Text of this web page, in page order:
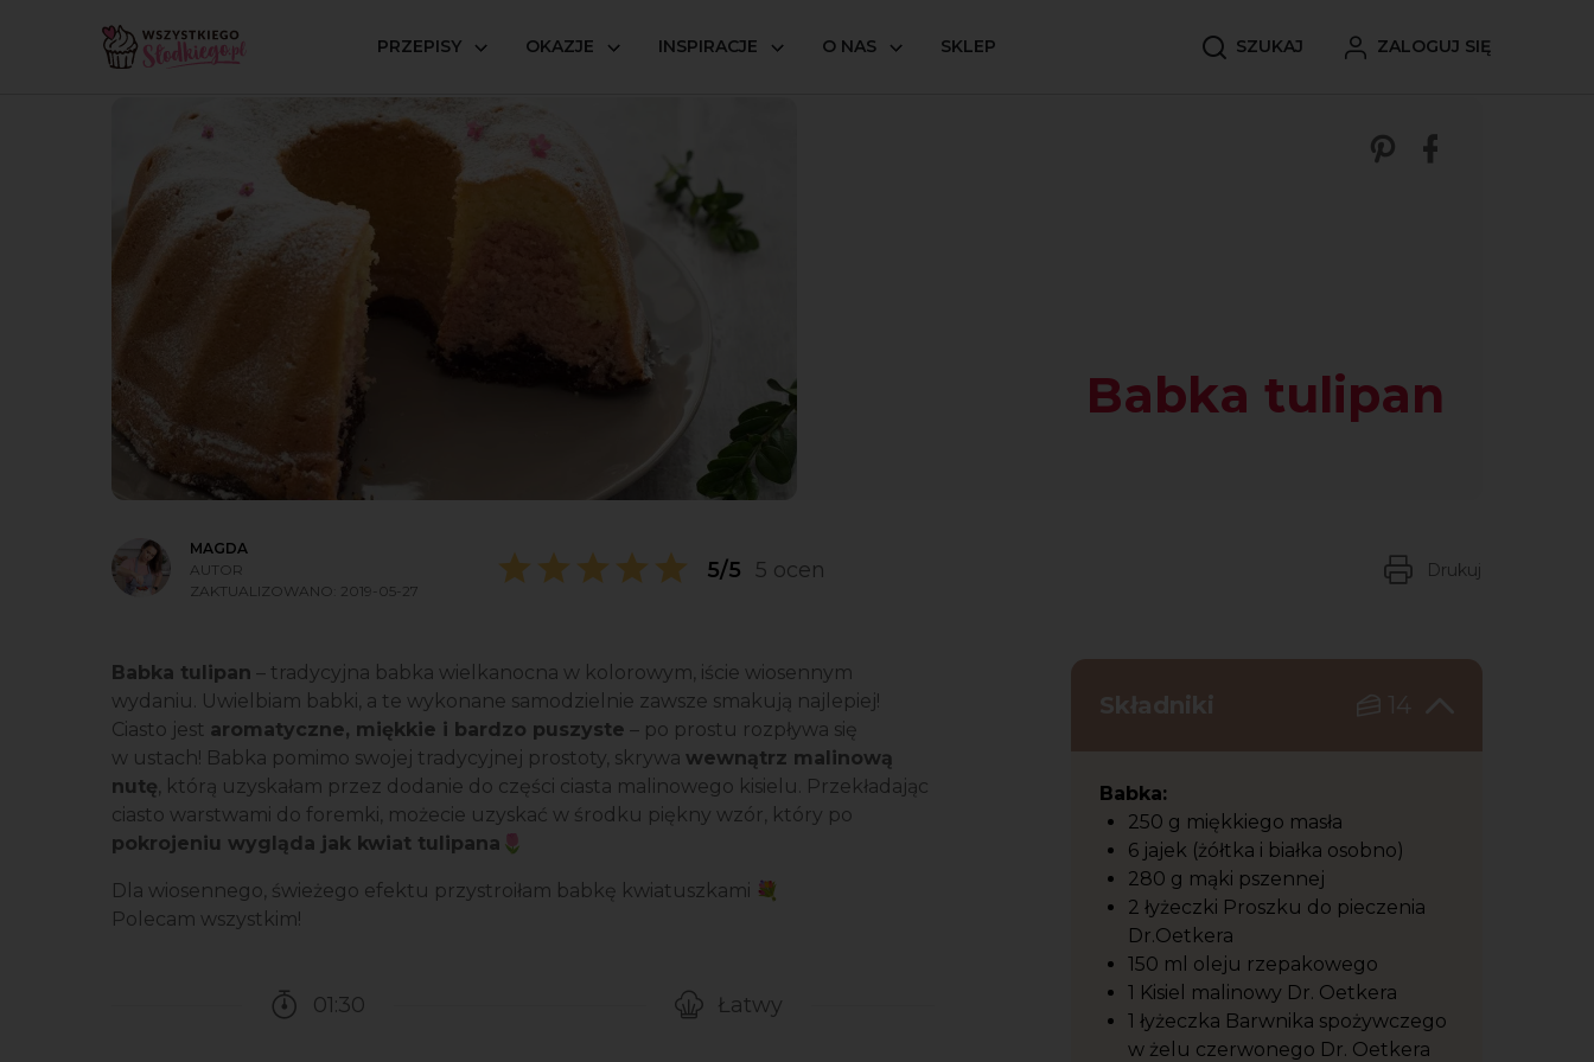
PRZEPISY OKAZJE INSPIRACJE O NAS SKLEP SZUKAJ ZALOGUJ SIĘ
Strona główna Przepisy Babki i ciasta ucierane Babka tulipan
Babka tulipan
Zobacz nasze
Udostępnij
MAGDA
AUTOR
ZAKTUALIZOWANO: 2019-05-27
5/5 5 ocen Drukuj
Babka tulipan – tradycyjna babka wielkanocna w kolorowym, iście wiosennym
wydaniu. Uwielbiam babki, a te wykonane samodzielnie zawsze smakują najlepiej!
Ciasto jest aromatyczne, miękkie i bardzo puszyste – po prostu rozpływa się
w ustach! Babka pomimo swojej tradycyjnej prostoty, skrywa wewnątrz malinową
nutę, którą uzyskałam przez dodanie do części ciasta malinowego kisielu. Przekładając
ciasto warstwami do foremki, możecie uzyskać w środku piękny wzór, który po
pokrojeniu wygląda jak kwiat tulipana🌷
Dla wiosennego, świeżego efektu przystroiłam babkę kwiatuszkami 💐
Polecam wszystkim!
01:30
Łatwy
Składniki 14
Babka:
250 g miękkiego masła
6 jajek (żółtka i białka osobno)
280 g mąki pszennej
2 łyżeczki Proszku do pieczenia
Dr.Oetkera
150 ml oleju rzepakowego
1 Kisiel malinowy Dr. Oetkera
1 łyżeczka Barwnika spożywczego
w żelu czerwonego Dr. Oetkera